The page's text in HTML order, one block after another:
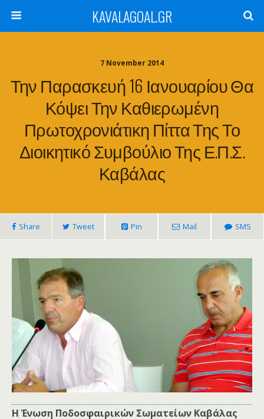
KAVALAGOAL.GR
7 November 2014
Την Παρασκευή 16 Ιανουαρίου Θα
Κόψει Την Καθιερωμένη
Πρωτοχρονιάτικη Πίττα Της Το
Διοικητικό Συμβούλιο Της Ε.Π.Σ.
Καβάλας
Share Tweet Pin Mail SMS
Η Ένωση Ποδοσφαιρικών Σωματείων Καβάλας